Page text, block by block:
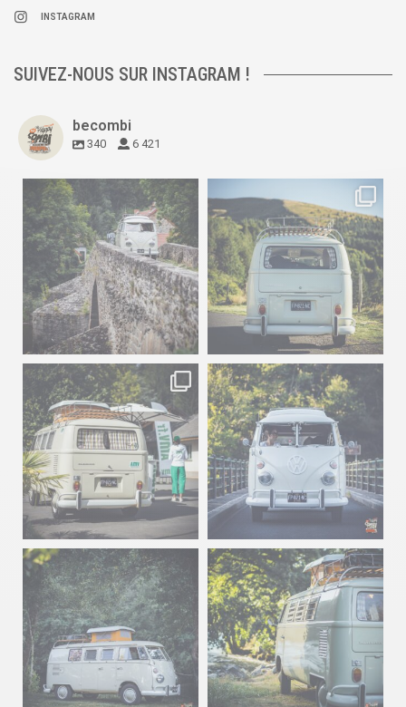
INSTAGRAM
SUIVEZ-NOUS SUR INSTAGRAM !
becombi
340 6 421
becombi
Sep 15
219
3
Sep 12
216
3
becombi
Sep 10
220
becombi
Août 10
177
becombi
Août 10
becombi
Août 10